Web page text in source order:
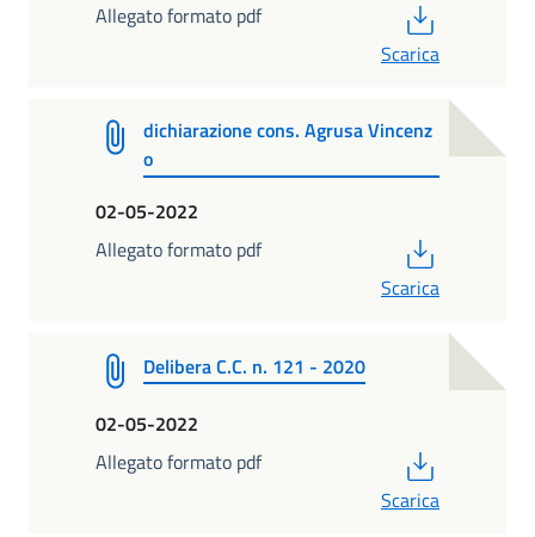
Allegato formato pdf
Scarica
dichiarazione cons. Agrusa Vincenz
o
02-05-2022
Allegato formato pdf
Scarica
Delibera C.C. n. 121 - 2020
02-05-2022
Allegato formato pdf
Scarica